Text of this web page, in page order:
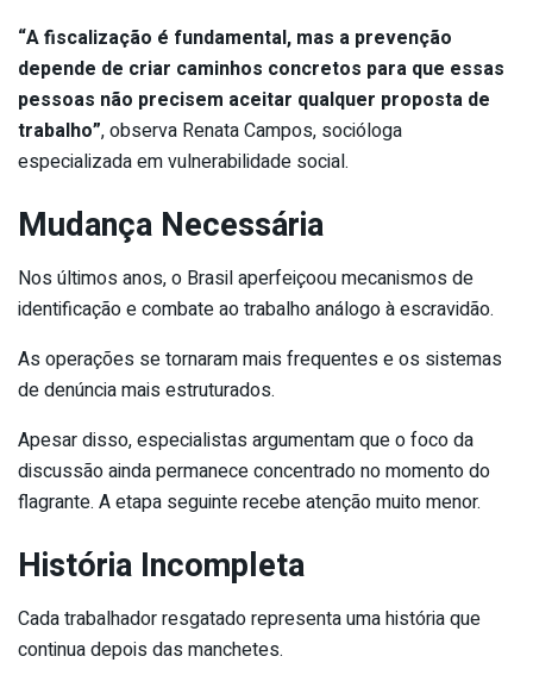
“A fiscalização é fundamental, mas a prevenção
depende de criar caminhos concretos para que essas
pessoas não precisem aceitar qualquer proposta de
trabalho”, observa Renata Campos, socióloga
especializada em vulnerabilidade social.
Mudança Necessária
Nos últimos anos, o Brasil aperfeiçoou mecanismos de
identificação e combate ao trabalho análogo à escravidão.
As operações se tornaram mais frequentes e os sistemas
de denúncia mais estruturados.
Apesar disso, especialistas argumentam que o foco da
discussão ainda permanece concentrado no momento do
flagrante. A etapa seguinte recebe atenção muito menor.
História Incompleta
Cada trabalhador resgatado representa uma história que
continua depois das manchetes.